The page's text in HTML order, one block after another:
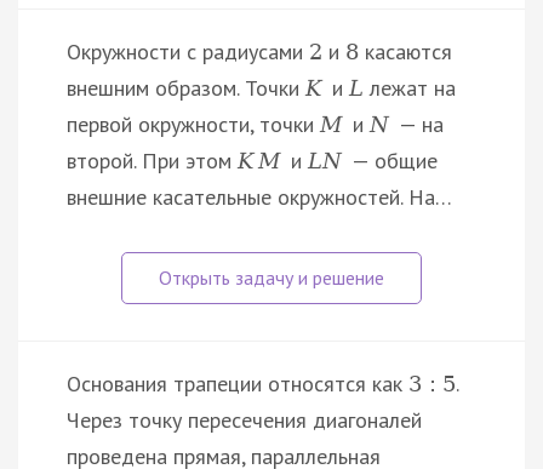
Окружности с радиусами 2 и 8 касаются
внешним образом. ТочкиK иL лежат на
первой окружности, точкиM иN — на
второй. При этомK M иLN — общие
внешние касательные окружностей. На…
Основания трапеции относятся как 3 : 5.
Через точку пересечения диагоналей
проведена прямая, параллельная